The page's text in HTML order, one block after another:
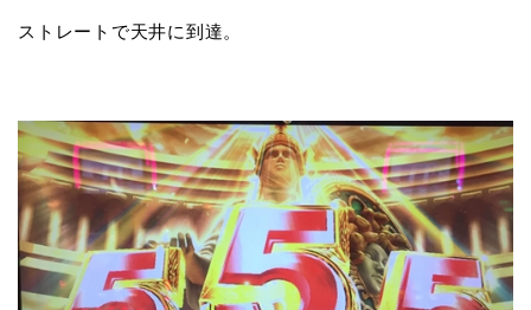
ストレートで天井に到達。